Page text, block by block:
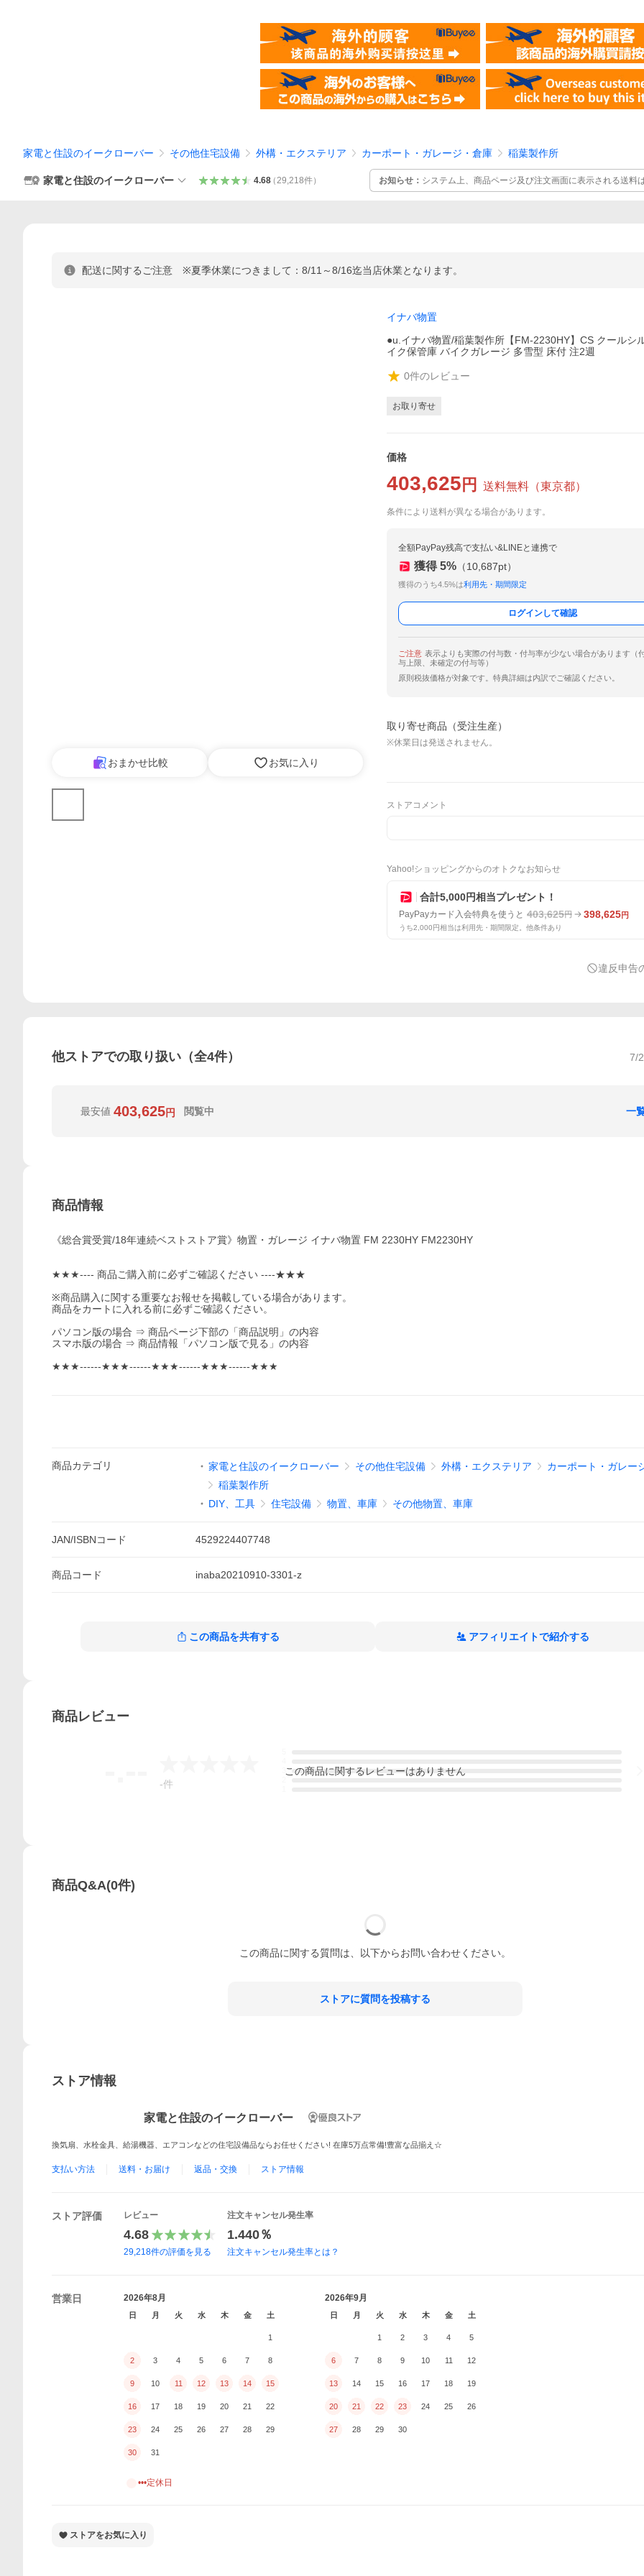
家電と住設のイークローバー その他住宅設備 外構・エクステリア カーポート・ガレージ・倉庫 稲葉製作所
家電と住設のイークローバー 4.68（29,218件） お知らせ： システム上、商品ページ及び注文画面に表示される送料
沖縄県・離島地域へのお届け、または重量物や梱包サイズ規定外商
配送に関するご注意 ※夏季休業につきまして：8/11～8/16迄当店休業となります。
おまかせ比較 お気に入り
イナバ物置
●u.イナバ物置/稲葉製作所【FM-2230HY】CS クールシ
イク保管庫 バイクガレージ 多雪型 床付 注2週
0件のレビュー
お取り寄せ
価格
403,625 円 送料無料 （東京都）
条件により送料が異なる場合があります。
全額PayPay残高で支払い&LINEと連携で
獲得 5% （10,687pt）
獲得のうち4.5%は利用先・期間限定
ログインして確認
ご注意 表示よりも実際の付与数・付与率が少ない場合があります（
与上限、未確定の付与等）
原則税抜価格が対象です。特典詳細は内訳でご確認ください。
取り寄せ商品（受注生産）
※休業日は発送されません。
ストアコメント
Yahoo!ショッピングからのオトクなお知らせ
合計5,000円相当プレゼント！
PayPayカード入会特典を使うと 403,625円 398,625円
うち2,000円相当は利用先・期間限定。他条件あり
違反申告
他ストアでの取り扱い（全4件） 7/
最安値 403,625円 閲覧中 一
商品情報
《総合賞受賞/18年連続ベストストア賞》物置・ガレージ イナバ物置 FM 2230HY FM2230HY
★★★---- 商品ご購入前に必ずご確認ください ----★★★
※商品購入に関する重要なお報せを掲載している場合があります。
商品をカートに入れる前に必ずご確認ください。
パソコン版の場合 ⇒ 商品ページ下部の「商品説明」の内容
スマホ版の場合 ⇒ 商品情報「パソコン版で見る」の内容
★★★------★★★------★★★------★★★------★★★
商品カテゴリ 家電と住設のイークローバー その他住宅設備 外構・エクステリア
カーポート・ガレー
稲葉製作所
DIY、工具
住宅設備 物置、車庫 その他物置、車庫
JAN/ISBNコード 4529224407748
商品コード inaba20210910-3301-z
この商品を共有する アフィリエイトで紹介する
商品レビュー
-件
この商品に関するレビューはありません
商品Q&A(0件)
この商品に関する質問は、以下からお問い合わせください。
ストアに質問を投稿する
ストア情報
家電と住設のイークローバー
換気扇、水栓金具、給湯機器、エアコンなどの住宅設備品ならお任せください! 在庫5万点常備!豊富な品揃え☆
支払い方法 送料・お届け 返品・交換 ストア情報
ストア評価 レビュー
4.68
29,218件の評価を見る
注文キャンセル発生率
1.440％
注文キャンセル発生率とは？
営業日 2026年8月
日 月 火 水 木 金 土
1
2 3 4 5 6 7 8
9 10 11 12 13 14 15
16 17 18 19 20 21 22
23 24 25 26 27 28 29
30 31
2026年9月
日 月 火 水 木 金 土
1 2 3 4 5
6 7 8 9 10 11 12
13 14 15 16 17 18 19
20 21 22 23 24 25 26
27 28 29 30
•••定休日
ストアをお気に入り